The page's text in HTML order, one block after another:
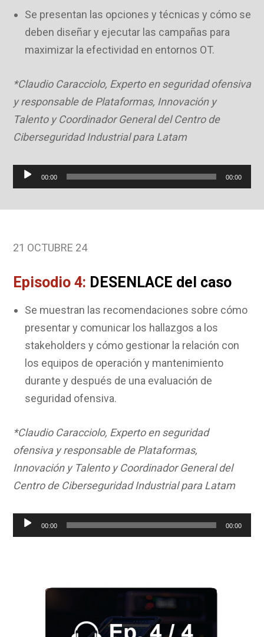
Se presentan las opciones y técnicas y cómo se
deben diseñar y ejecutar las campañas para
maximizar la efectividad en entornos OT.
*Claudio Caracciolo, Experto en seguridad ofensiva
y responsable de Plataformas, Innovación y
Talento y Coordinador General del Centro de
Ciberseguridad Industrial para Latam
Reproductor
de
audio
00:00 00:00
21 OCTUBRE 24
Episodio 4: DESENLACE del caso
Se muestran las recomendaciones sobre cómo
presentar y comunicar los hallazgos a los
stakeholders y cómo gestionar la relación con
los equipos de operación y mantenimiento
durante y después de una evaluación de
seguridad ofensiva.
*Claudio Caracciolo, Experto en seguridad
ofensiva y responsable de Plataformas,
Innovación y Talento y Coordinador General del
Centro de Ciberseguridad Industrial para Latam
Reproductor
de
00:00 00:00